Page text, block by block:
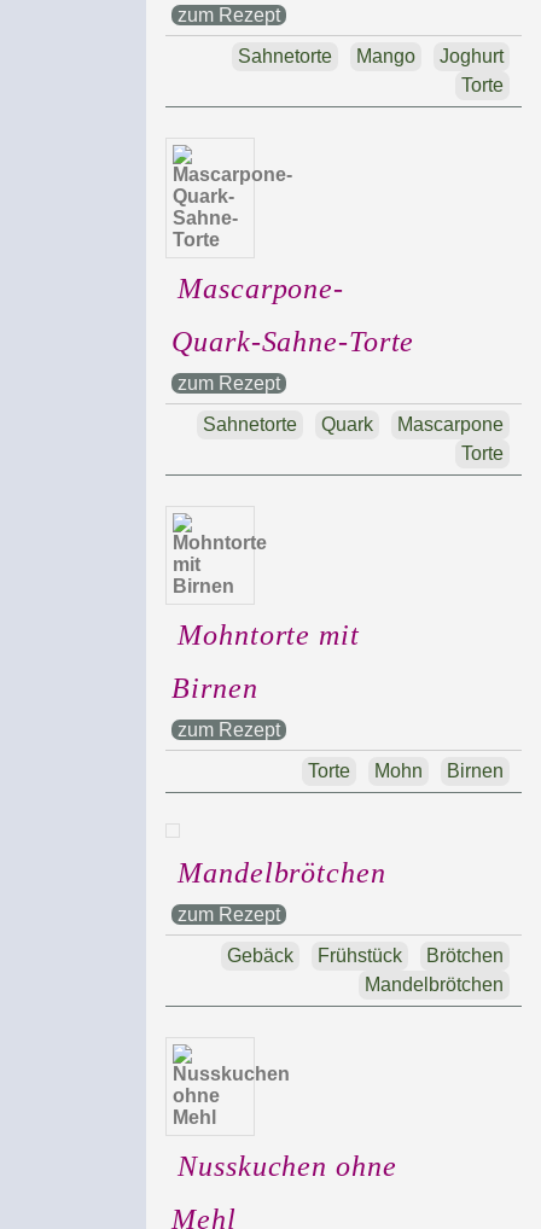
zum Rezept
Joghurt
Mango
Sahnetorte
Torte
Mascarpone-
Quark-Sahne-Torte
zum Rezept
Mascarpone
Quark
Sahnetorte
Torte
Mohntorte mit
Birnen
zum Rezept
Birnen
Mohn
Torte
Mandelbrötchen
zum Rezept
Brötchen
Frühstück
Gebäck
Mandelbrötchen
Nusskuchen ohne
Mehl